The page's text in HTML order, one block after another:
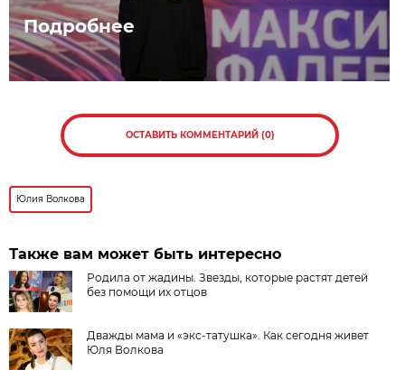
Подробнее
ОСТАВИТЬ КОММЕНТАРИЙ (0)
Юлия Волкова
Также вам может быть интересно
Родила от жадины. Звезды, которые растят детей
без помощи их отцов
Дважды мама и «экс-татушка». Как сегодня живет
Юля Волкова